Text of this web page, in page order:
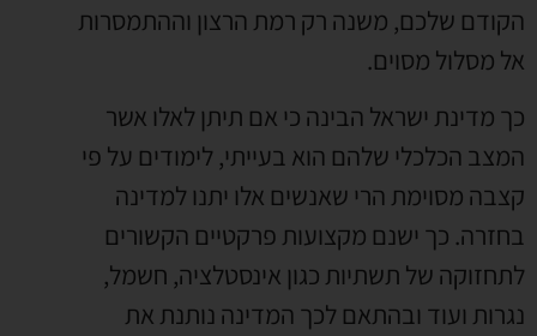
הקודם שלכם, משנה רק רמת הרצון וההתמסרות
אל מסלול מסוים.
כך מדינת ישראל הבינה כי אם תיתן לאלו אשר
המצב הכלכלי שלהם הוא בעייתי, לימודים על פי
קצבה מסוימת הרי שאנשים אלו יתנו למדינה
בחזרה. כך ישנם מקצועות פרקטיים הקשורים
לתחזוקה של תשתיות כגון אינסטלציה, חשמל,
נגרות ועוד ובהתאם לכך המדינה נותנת את